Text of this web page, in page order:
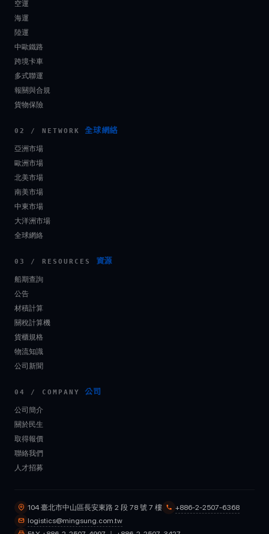
空運
海運
陸運
中歐鐵路
跨境卡車
多式聯運
報關與合規
貨物保險
02 / NETWORK 全球網絡
亞洲市場
歐洲市場
北美市場
南美市場
中東市場
大洋洲市場
全球網絡
03 / RESOURCES 資源
船期查詢
公告
材積計算
關稅計算機
貨櫃規格
物流知識
公司新聞
04 / COMPANY 公司
公司簡介
關於民生
取得報價
聯絡我們
人才招募
104 臺北市中山區長安東路 2 段 78 號 7 樓
+886-2-2507-6368
logistics@mingsung.com.tw